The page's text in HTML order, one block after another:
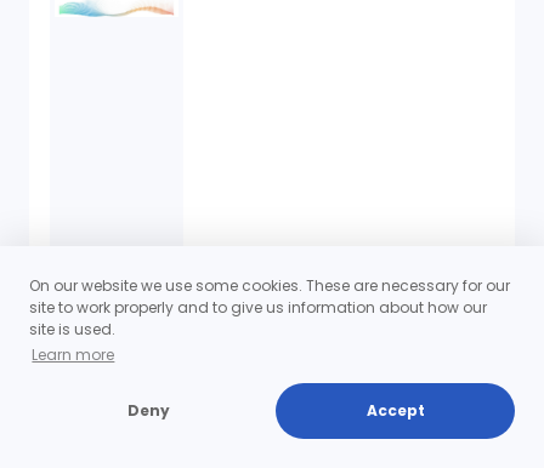
On our website we use some cookies. These are necessary for our
site to work properly and to give us information about how our
site is used.
Learn more
Deny Accept